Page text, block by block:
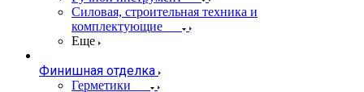
Силовая, строительная техника и
комплектующие
Еще
Финишная отделка
Герметики